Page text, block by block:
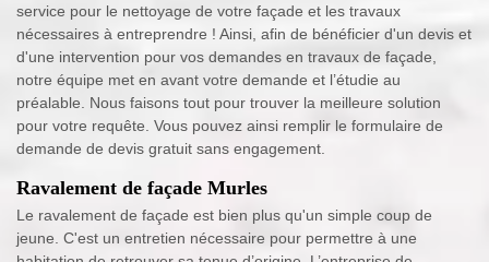
service pour le nettoyage de votre façade et les travaux
nécessaires à entreprendre ! Ainsi, afin de bénéficier d'un devis et
d'une intervention pour vos demandes en travaux de façade,
notre équipe met en avant votre demande et l’étudie au
préalable. Nous faisons tout pour trouver la meilleure solution
pour votre requête. Vous pouvez ainsi remplir le formulaire de
demande de devis gratuit sans engagement.
Ravalement de façade Murles
Le ravalement de façade est bien plus qu'un simple coup de
jeune. C'est un entretien nécessaire pour permettre à une